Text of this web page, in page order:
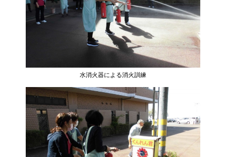
水消火器による消火訓練